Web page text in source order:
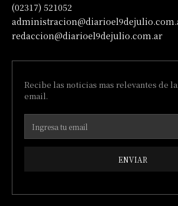
(02317) 521052
redaccion@diarioel9dejulio.com.ar
Recibe las noticias mas relevantes de
email.
ENVIAR